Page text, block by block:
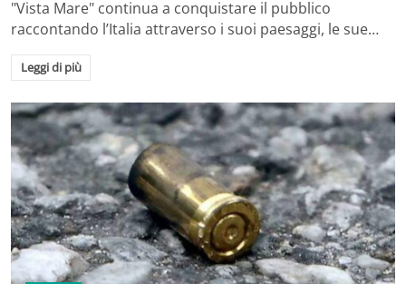
"Vista Mare" continua a conquistare il pubblico
raccontando l’Italia attraverso i suoi paesaggi, le sue…
Leggi di più